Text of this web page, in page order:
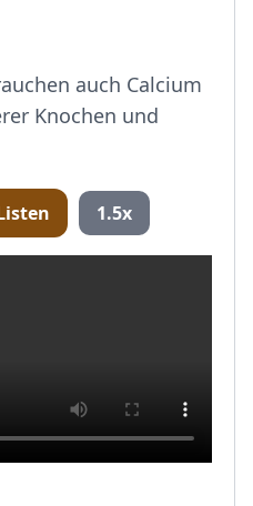
auch Calcium
Knochen und
1.5x